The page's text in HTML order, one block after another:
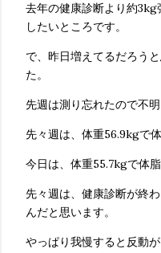
去年の健康診断より約
したいところです。
で、昨日増えてるだろう
た。
先週は測り忘れたので不明
先々週は、体重56.9kgで
今日は、体重55.7kgで体脂
先々週は、健康診断が終
んだと思います。
やっぱり我慢すると反動